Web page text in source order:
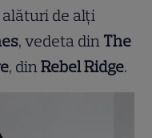
alături de alți
, vedeta din The
, dinRebel Ridge.